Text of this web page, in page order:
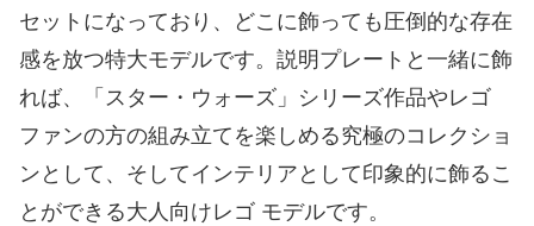
セットになっており、どこに飾っても圧倒的な存在
感を放つ特大モデルです。説明プレートと一緒に飾
れば、「スター・ウォーズ」シリーズ作品やレゴ
ファンの方の組み立てを楽しめる究極のコレクショ
ンとして、そしてインテリアとして印象的に飾るこ
とができる大人向けレゴ モデルです。